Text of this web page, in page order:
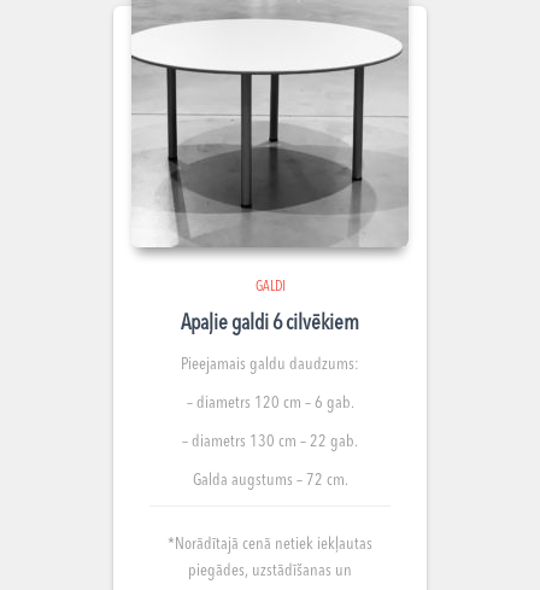
GALDI
Apaļie galdi 6 cilvēkiem
Pieejamais galdu daudzums:
– diametrs 120 cm – 6 gab.
– diametrs 130 cm – 22 gab.
Galda augstums – 72 cm.
*Norādītajā cenā netiek iekļautas
piegādes, uzstādīšanas un